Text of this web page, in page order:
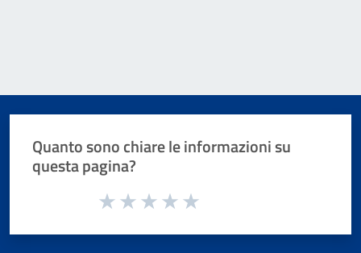
Quanto sono chiare le informazioni su
questa pagina?
Valuta da 1 a 5 stelle la pagina